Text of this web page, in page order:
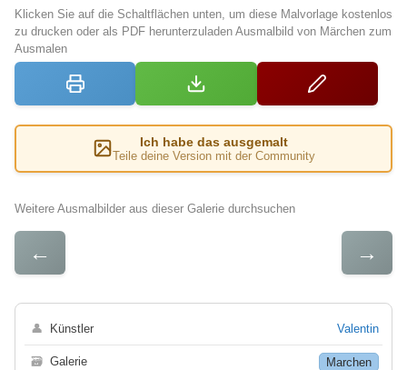
Klicken Sie auf die Schaltflächen unten, um diese Malvorlage kostenlos
zu drucken oder als PDF herunterzuladen Ausmalbild von Märchen zum
Ausmalen
Ich habe das ausgemalt
Teile deine Version mit der Community
Weitere Ausmalbilder aus dieser Galerie durchsuchen
← →
👤 Künstler Valentin
🗃 Galerie Marchen